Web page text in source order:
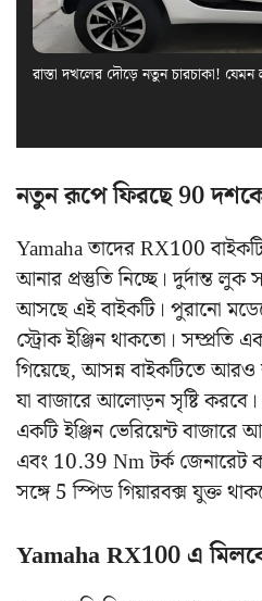
রাস্তা দখলের দৌড়ে নতুন চারচাকা!
নতুন রূপে ফিরছে 90
Yamaha তাদের RX100
আনার প্রস্তুতি নিচ্ছে। দুর্দান্ত
আসছে এই বাইকটি। পুরানো
স্ট্রোক ইঞ্জিন থাকতো। সম্প্রতি
গিয়েছে, আসন্ন বাইকটিতে আরও
যা বাজারে আলোড়ন সৃষ্টি
একটি ইঞ্জিন ভেরিয়েন্ট বাজারে
এবং 10.39 Nm টর্ক জেনারেট
সঙ্গে 5 স্পিড গিয়ারবক্স যুক্ত
Yamaha RX100 এ